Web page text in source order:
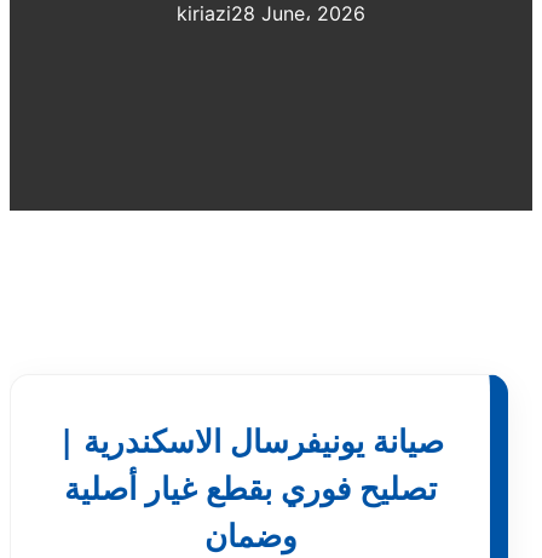
kiriazi28 June، 2026
صيانة يونيفرسال الاسكندرية |
تصليح فوري بقطع غيار أصلية
وضمان